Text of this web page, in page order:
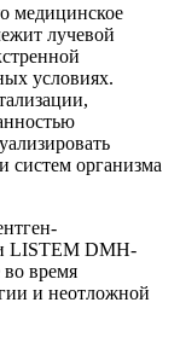
медицинское
лучевой
условиях.
систем организма
LISTEM DMH-
время
и неотложной